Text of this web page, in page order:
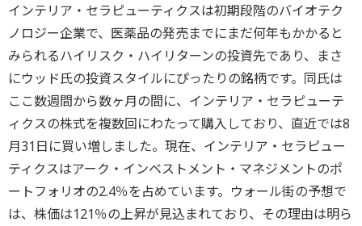
インテリア・セラピューティクスは初期段階のバイオテク
ノロジー企業で、医薬品の発売までにまだ何年もかかると
みられるハイリスク・ハイリターンの投資先であり、まさ
にウッド氏の投資スタイルにぴったりの銘柄です。同氏は
ここ数週間から数ヶ月の間に、インテリア・セラピューテ
ィクスの株式を複数回にわたって購入しており、直近では8
月31日に買い増しました。現在、インテリア・セラピュー
ティクスはアーク・インベストメント・マネジメントのポ
ートフォリオの2.4％を占めています。ウォール街の予想で
は、株価は121％の上昇が見込まれており、その理由は明ら